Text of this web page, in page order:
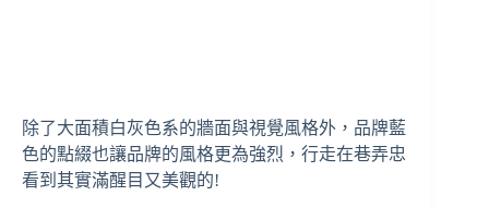
除了大面積白灰色系的牆面與視覺風格外，品牌藍
色的點綴也讓品牌的風格更為強烈，行走在巷弄忠
看到其實滿醒目又美觀的!